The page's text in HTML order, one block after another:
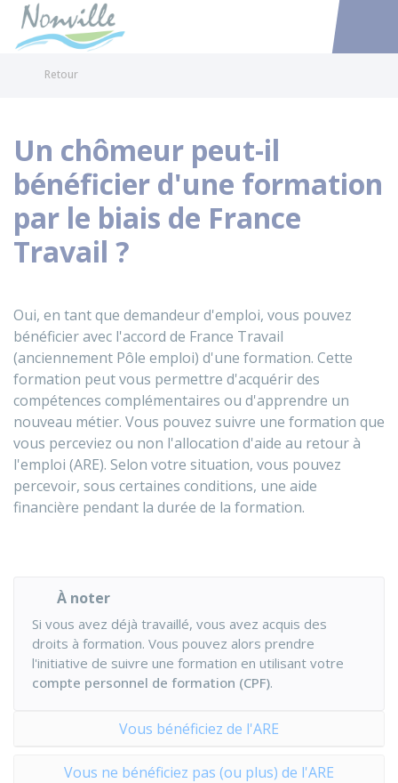
Accéder
Retour
Un chômeur peut-il
bénéficier d'une formation
par le biais de France
Travail ?
Oui, en tant que demandeur d'emploi, vous pouvez
bénéficier avec l'accord de France Travail
(anciennement Pôle emploi) d'une formation. Cette
formation peut vous permettre d'acquérir des
compétences complémentaires ou d'apprendre un
nouveau métier. Vous pouvez suivre une formation que
vous perceviez ou non l'allocation d'aide au retour à
l'emploi (ARE). Selon votre situation, vous pouvez
percevoir, sous certaines conditions, une aide
financière pendant la durée de la formation.
À noter
Si vous avez déjà travaillé, vous avez acquis des
droits à formation. Vous pouvez alors prendre
l'initiative de suivre une formation en utilisant votre
compte personnel de formation (CPF).
Vous bénéficiez de l'ARE
Vous ne bénéficiez pas (ou plus) de l'ARE